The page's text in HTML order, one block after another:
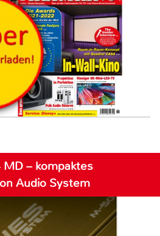
– kompaktes
Audio System